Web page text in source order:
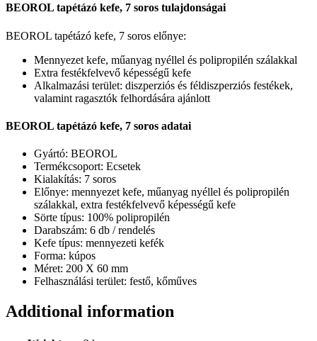
BEOROL tapétázó kefe, 7 soros tulajdonságai
BEOROL tapétázó kefe, 7 soros előnye:
Mennyezet kefe, műanyag nyéllel és polipropilén szálakkal
Extra festékfelvevő képességű kefe
Alkalmazási terület: diszperziós és féldiszperziós festékek,
valamint ragasztók felhordására ajánlott
BEOROL tapétázó kefe, 7 soros adatai
Gyártó: BEOROL
Termékcsoport: Ecsetek
Kialakítás: 7 soros
Előnye: mennyezet kefe, műanyag nyéllel és polipropilén
szálakkal, extra festékfelvevő képességű kefe
Sörte típus: 100% polipropilén
Darabszám: 6 db / rendelés
Kefe típus: mennyezeti kefék
Forma: kúpos
Méret: 200 X 60 mm
Felhasználási terület: festő, kőműves
Additional information